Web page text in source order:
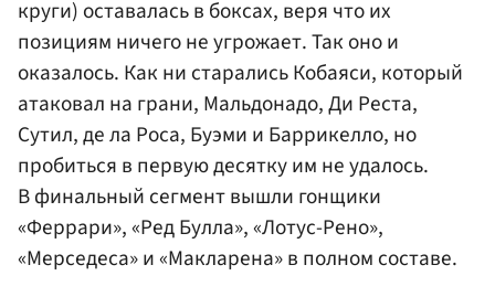
круги) оставалась в боксах, веря что их
позициям ничего не угрожает. Так оно и
оказалось. Как ни старались Кобаяси, который
атаковал на грани, Мальдонадо, Ди Реста,
Сутил, де ла Роса, Буэми и Баррикелло, но
пробиться в первую десятку им не удалось.
В финальный сегмент вышли гонщики
«Феррари», «Ред Булла», «Лотус-Рено»,
«Мерседеса» и «Макларена» в полном составе.